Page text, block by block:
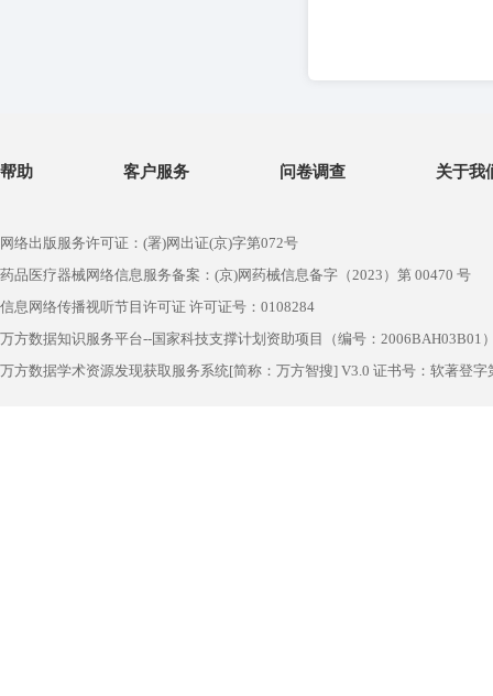
帮助 客户服务 问卷调查 关于我
网络出版服务许可证：(署)网出证(京)字第072号
药品医疗器械网络信息服务备案：(京)网药械信息备字（2023）第 00470 号
信息网络传播视听节目许可证 许可证号：0108284
万方数据知识服务平台--国家科技支撑计划资助项目（编号：2006BAH03B01
万方数据学术资源发现获取服务系统[简称：万方智搜] V3.0 证书号：软著登字